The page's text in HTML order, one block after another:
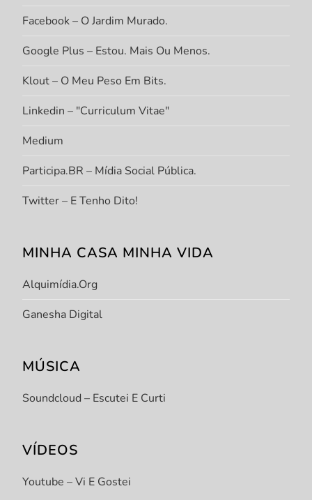
Facebook – O Jardim Murado.
Google Plus – Estou. Mais Ou Menos.
Klout – O Meu Peso Em Bits.
Linkedin – "Curriculum Vitae"
Medium
Participa.BR – Mídia Social Pública.
Twitter – E Tenho Dito!
MINHA CASA MINHA VIDA
Alquimídia.org
Ganesha Digital
MÚSICA
Soundcloud – Escutei E Curti
VÍDEOS
Youtube – Vi E Gostei